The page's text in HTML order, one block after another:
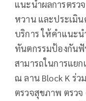
แนะนำผลการตรว
หวาน และประเมิน
บริการ ให้คำแนะ
ทันตกรรมป้องกันฟั
สามารถในการแย
ณ ลาน Block K ร่ว
ตรวจสุขภาพ ตรวจ